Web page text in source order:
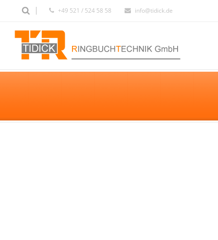
+49 521 / 524 58 58 info@tidick.de